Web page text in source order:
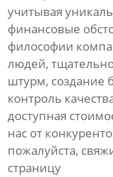
учитывая
финансовые
философии
людей,
штурм, создание
контроль
доступная
нас от
пожалуйста,
страницу